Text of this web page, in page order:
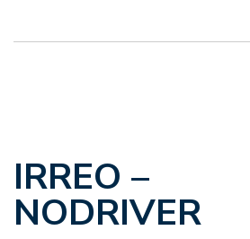
IRREO –
NODRIVER